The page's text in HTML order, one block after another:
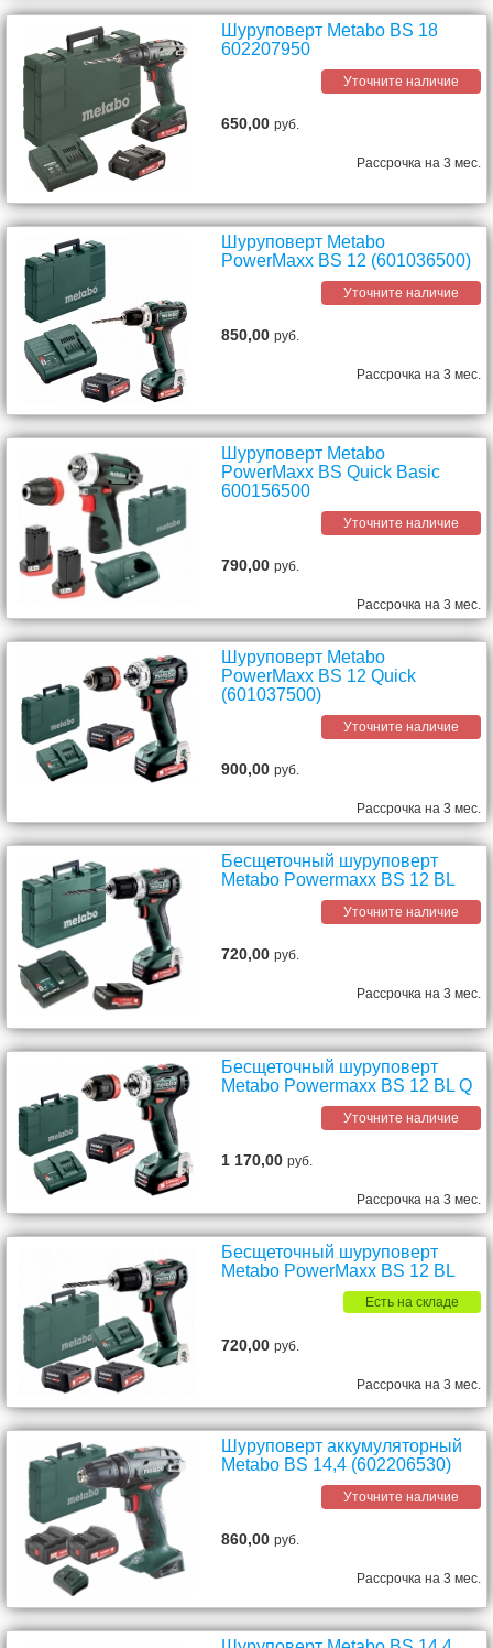
Шуруповерт Metabo BS 18
602207950
Уточните наличие
650,00руб.
Рассрочка на 3 мес.
Шуруповерт Metabo
PowerMaxx BS 12 (601036500)
Уточните наличие
850,00руб.
Рассрочка на 3 мес.
Шуруповерт Metabo
PowerMaxx BS Quick Basic
600156500
Уточните наличие
790,00руб.
Рассрочка на 3 мес.
Шуруповерт Metabo
PowerMaxx ВS 12 Quick
(601037500)
Уточните наличие
900,00руб.
Рассрочка на 3 мес.
Бесщеточный шуруповерт
Metabo Powermaxx BS 12 BL
Уточните наличие
720,00руб.
Рассрочка на 3 мес.
Бесщеточный шуруповерт
Metabo Powermaxx BS 12 BL Q
Уточните наличие
1 170,00руб.
Рассрочка на 3 мес.
Бесщеточный шуруповерт
Metabo PowerMaxx ВS 12 BL
Есть на складе
720,00руб.
Рассрочка на 3 мес.
Шуруповерт аккумуляторный
Metabo BS 14,4 (602206530)
Уточните наличие
860,00руб.
Рассрочка на 3 мес.